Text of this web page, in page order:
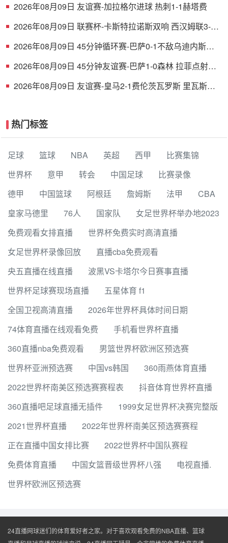
2026年08月09日 友谊赛-加拉格尔进球 热刺1-1赫塔费
2026年08月09日 联赛杯-卡斯特拉诺斯双响 西汉姆联3-1
2026年08月09日 45分钟循环赛-巴萨0-1不敌乌迪内斯无
2026年08月09日 45分钟友谊赛-巴萨1-0森林 拉菲点射费
2026年08月09日 友谊赛-皇马2-1费伦茨瓦罗斯 里瓦斯建
热门标签
足球 篮球 NBA 英超 西甲
比赛集锦
世界杯
意甲 转会 中国足球
比赛录像
德甲
中国篮球 阿根廷 詹姆斯 法甲
CBA
皇家马德里
76人 国家队
女足世界杯举办地2023
免费观看女排直播
世界杯免费实时高清直播
女足世界杯录像回放
直播cba免费观看
央五直播在线直播
波黑VS卡塔尔今日赛事直播
世界杯足球赛现场直播
五星体育 f1
全国卫视高清直播
2026年世界杯具体时间日期
74体育直播在线观看免费
手机看世界杯直播
360直播nba免费观看
男篮世界杯欧洲区预选赛
世界杯亚洲预选赛
中国vs韩国
360雨燕体育直播
2022世界杯南美区预选赛赛程表
抖音体育世界杯直播
360直播吧足球直播无插件
1999女足世界杯决赛完整版
2021世界杯直播
2022年世界杯南美区预选赛赛程
正在直播中国女排比赛
2022世界杯中国队赛程
免费体育直播
中国女篮晋级世界杯八强
电视直播.
世界杯欧洲区预选赛
24直播网球迷们的体育爱好者之家。对于喜欢观看免费的NBA直播、篮球